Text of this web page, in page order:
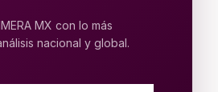
MX con lo más
nacional y global.